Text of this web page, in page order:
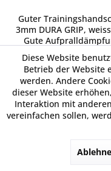
Guter
3mm DURA GRIP,
Gute
Verschluss:
Diese Website
Betrieb der Website
werden. Andere
dieser Website
Interaktion mit
vereinfachen sollen,